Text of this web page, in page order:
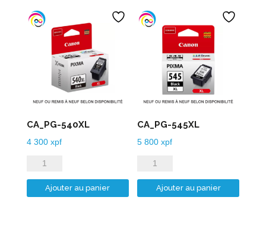
CA_PG-540XL
4 300 xpf
quantité
de
CA_PG-
Ajouter au panier
CA_PG-545XL
5 800xpf
quantité
de
CA_PG-
Ajouter au panier